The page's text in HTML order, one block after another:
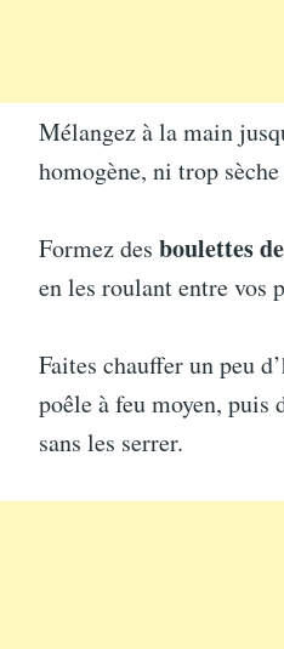
Mélangez à la main
homogène, ni trop
Formez des boulettes
en les roulant entre vos
Faites chauffer un peu
poêle à feu moyen, puis
sans les serrer.